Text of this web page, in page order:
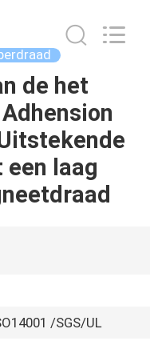
de het
een laag
/SGS/UL